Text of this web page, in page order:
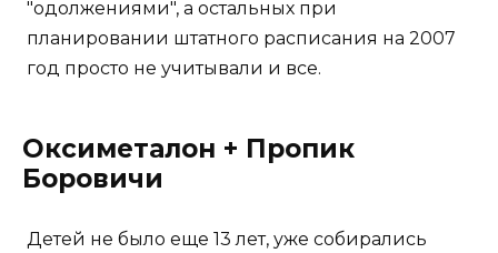
"одолжениями", а остальных при
планировании штатного расписания на 2007
год просто не учитывали и все.
Оксиметалон + Пропик
Боровичи
Детей не было еще 13 лет, уже собирались